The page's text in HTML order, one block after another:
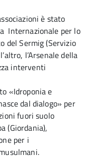
è stato
Internazionale per lo
del Sermig (Servizio
l’Arsenale della
interventi
«Idroponia e
dal dialogo» per
fuori suolo
(Giordania),
per i